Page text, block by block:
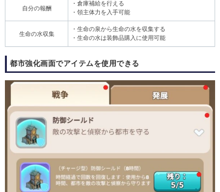
自分の報酬
・倉庫補給を行える
・領主体力を入手可能
生命の水収集
・生命の泉から生命の水を収集する
・生命の水は装飾品購入に使用可能
都市強化画面でアイテムを使用できる